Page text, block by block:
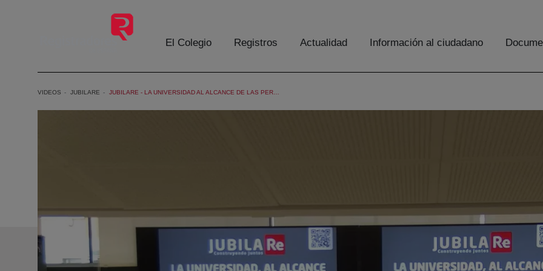
El Colegio Registros Actualidad Información al ciudadano
VIDEOS JUBILARE JUBILARE - LA UNIVERSIDAD AL ALCANCE DE LAS PERSONAS MAYORES